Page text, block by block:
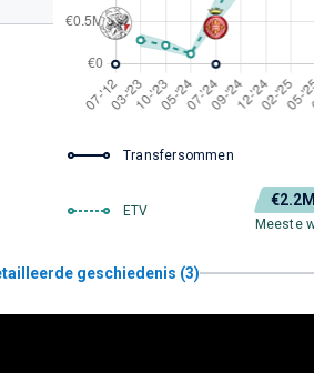
Transfersommen
ETV
€2.2M
Meeste
geschiedenis (3)